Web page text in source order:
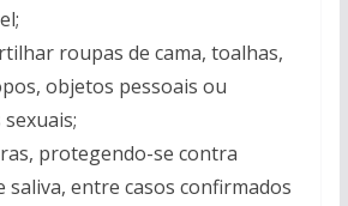
roupas de cama, toalhas,
objetos pessoais ou
protegendo-se contra
saliva, entre casos confirmados